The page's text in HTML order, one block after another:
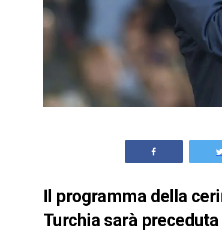
Il programma della
Turchia sarà